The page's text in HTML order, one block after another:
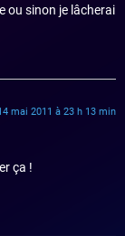
ou sinon je lâcherai
mai 2011 à 23 h 13 min
ça !